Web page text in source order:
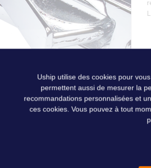
et planchers. Encastrable avec ressort. En
Uship utilise des cookies pour
permettent aussi de mesurer la
recommandations personnalisées et
ces cookies. Vous pouvez à tout